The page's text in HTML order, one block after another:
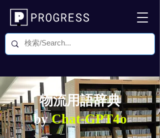
物流用語辞典
byChat-GPT4o